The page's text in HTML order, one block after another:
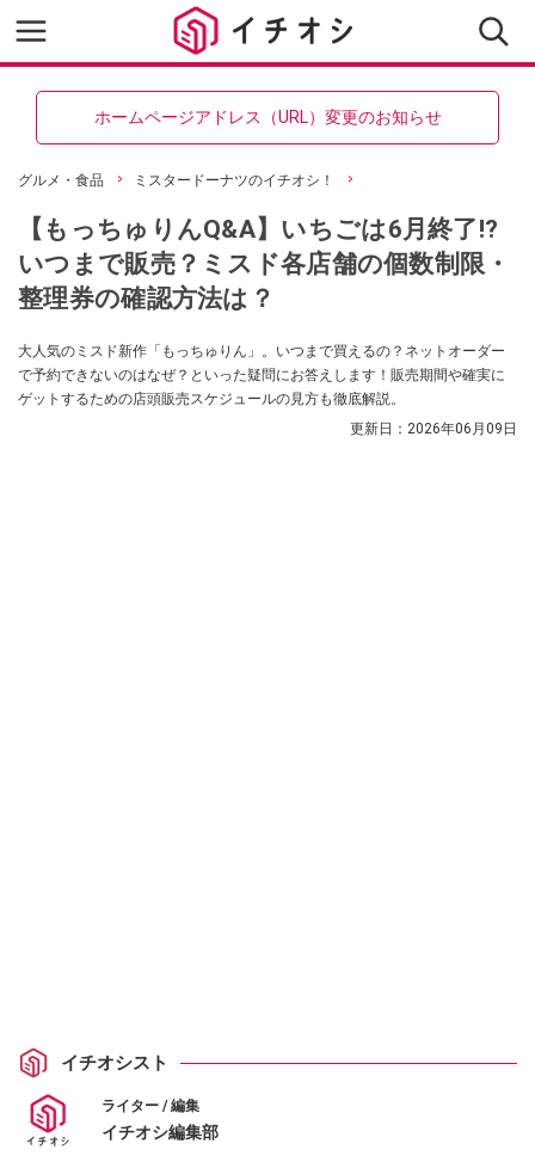
ホームページアドレス（URL）変更のお知らせ
グルメ・食品 ミスタードーナツのイチオシ！
【もっちゅりんQ&A】いちごは6月終了!?
いつまで販売？ミスド各店舗の個数制限・
整理券の確認方法は？
大人気のミスド新作「もっちゅりん」。いつまで買えるの？ネットオーダー
で予約できないのはなぜ？といった疑問にお答えします！販売期間や確実に
ゲットするための店頭販売スケジュールの見方も徹底解説。
更新日： 2026年06月09日
イチオシスト
ライター / 編集
イチオシ編集部